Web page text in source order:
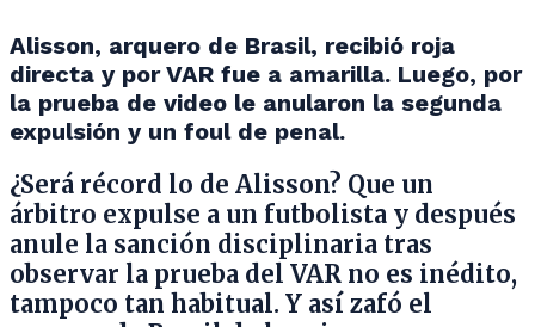
Alisson, arquero de Brasil, recibió roja
directa y por VAR fue a amarilla. Luego, por
la prueba de video le anularon la segunda
expulsión y un foul de penal.
¿Será récord lo de Alisson? Que un
árbitro expulse a un futbolista y después
anule la sanción disciplinaria tras
observar la prueba del VAR no es inédito,
tampoco tan habitual. Y así zafó el